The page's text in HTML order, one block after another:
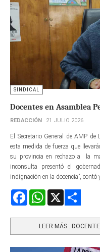
SINDICAL
Docentes en Asamblea
REDACCIÓN 21 JULIO 2026
El Secretario General de AMP
esta medida de fuerza que
su provincia en rechazo a la
inconsulta presentó el
indignación en la docencia”, contó
FacebookWhatsApp
LEER